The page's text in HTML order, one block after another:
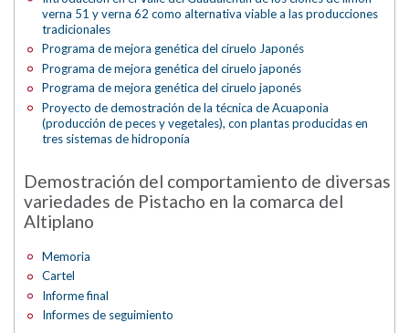
verna 51 y verna 62 como alternativa viable a las producciones
tradicionales
Programa de mejora genética del ciruelo Japonés
Programa de mejora genética del ciruelo japonés
Programa de mejora genética del ciruelo japonés
Proyecto de demostración de la técnica de Acuaponia
(producción de peces y vegetales), con plantas producidas en
tres sistemas de hidroponía
Demostración del comportamiento de diversas
variedades de Pistacho en la comarca del
Altiplano
Memoria
Cartel
Informe final
Informes de seguimiento